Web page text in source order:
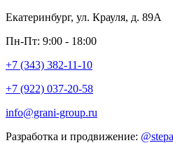
Екатеринбург, ул. Крауля, д. 89А
Пн-Пт: 9:00 - 18:00
+7 (343) 382-11-10
+7 (922) 037-20-58
info@grani-group.ru
Разработка и продвижение: